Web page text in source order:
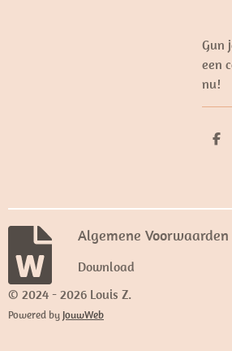
Gun
een
nu!
D
Algemene Voorwaarden
Download
© 2024 - 2026 Louis Z.
Powered by JouwWeb